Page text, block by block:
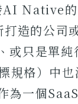
AI Native
造的公司
或只是單
規格）中
為一個